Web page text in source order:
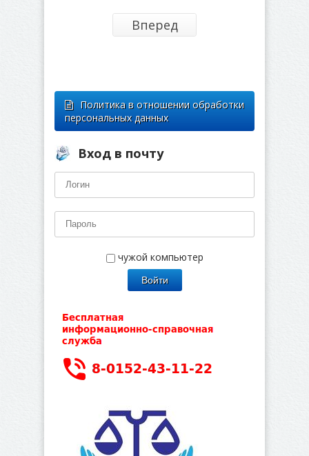
Вперед
Политика в отношении обработки
персональных данных
Вход в почту
чужой компьютер